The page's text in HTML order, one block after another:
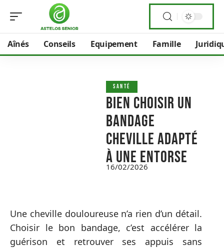
Aînés Conseils Equipement Famille
SANTÉ
Bien choisir un
bandage
cheville adapté
à une entorse
16/02/2026
Une cheville douloureuse n’a rien d’un détail.
Choisir le bon bandage, c’est accélérer la
guérison et retrouver ses appuis sans